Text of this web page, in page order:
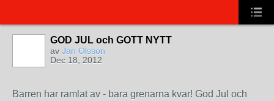
GOD JUL och GOTT NYTT
av Jan Olsson
Dec 18, 2012
Barren har ramlat av - bara grenarna kvar! God Jul och